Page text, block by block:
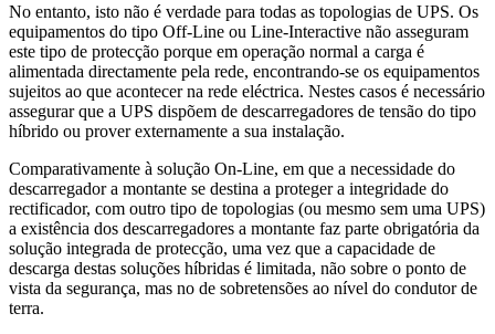
No entanto, isto não é verdade para todas as topologias de UPS. Os
equipamentos do tipo Off-Line ou Line-Interactive não asseguram
este tipo de protecção porque em operação normal a carga é
alimentada directamente pela rede, encontrando-se os equipamentos
sujeitos ao que acontecer na rede eléctrica. Nestes casos é necessário
assegurar que a UPS dispõem de descarregadores de tensão do tipo
híbrido ou prover externamente a sua instalação.
Comparativamente à solução On-Line, em que a necessidade do
descarregador a montante se destina a proteger a integridade do
rectificador, com outro tipo de topologias (ou mesmo sem uma UPS)
a existência dos descarregadores a montante faz parte obrigatória da
solução integrada de protecção, uma vez que a capacidade de
descarga destas soluções híbridas é limitada, não sobre o ponto de
vista da segurança, mas no de sobretensões ao nível do condutor de
terra.